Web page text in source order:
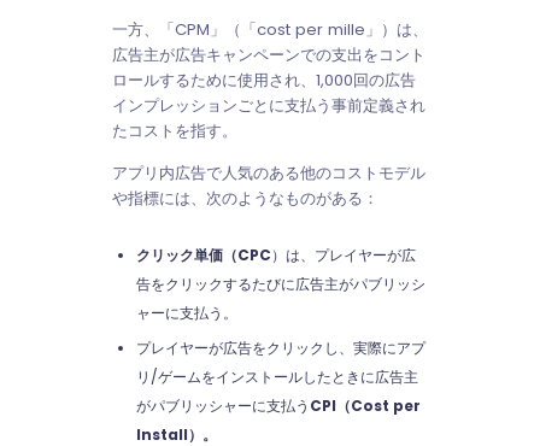
一方、「CPM」（「cost per mille」）は、
広告主が広告キャンペーンでの支出をコント
ロールするために使用され、1,000回の広告
インプレッションごとに支払う事前定義され
たコストを指す。
アプリ内広告で人気のある他のコストモデル
や指標には、次のようなものがある：
クリック単価（CPC）は、プレイヤーが広
告をクリックするたびに広告主がパブリッシ
ャーに支払う。
プレイヤーが広告をクリックし、実際にアプ
リ/ゲームをインストールしたときに広告主
がパブリッシャーに支払う CPI（Cost per
Install）。